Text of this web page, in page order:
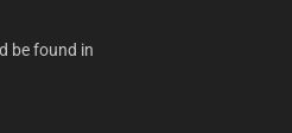
be found in